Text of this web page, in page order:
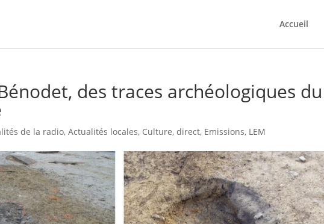
Accueil
des traces archéologiques du
de la radio,Actualités locales, Culture,direct, Emissions, LEM